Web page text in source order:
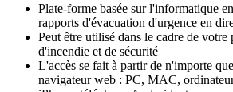
Plate-forme basée sur l'informatique
rapports d'évacuation d'urgence en
Peut être utilisé dans le cadre de
d'incendie et de sécurité
L'accès se fait à partir de n'importe
navigateur web : PC, MAC,